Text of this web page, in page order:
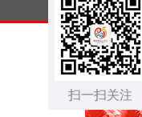
扫一扫关注